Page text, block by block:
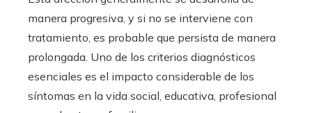
manera progresiva, y si no se interviene con
tratamiento, es probable que persista de manera
prolongada. Uno de los criterios diagnósticos
esenciales es el impacto considerable de los
síntomas en la vida social, educativa, profesional